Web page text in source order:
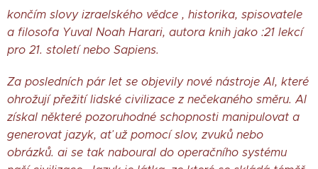
končím slovy izraelského vědce , historika, spisovatele
a filosofa Yuval Noah Harari, autora knih jako :21 lekcí
pro 21. století nebo Sapiens.
Za posledních pár let se objevily nové nástroje AI, které
ohrožují přežití lidské civilizace z nečekaného směru. AI
získal některé pozoruhodné schopnosti manipulovat a
generovat jazyk, ať už pomocí slov, zvuků nebo
obrázků. ai se tak naboural do operačního systému